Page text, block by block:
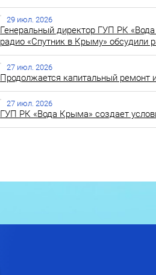
29 июл. 2026
Генеральный директор ГУП РК
радио «Спутник в Крыму» обсудили
27 июл. 2026
Продолжается капитальный ремонт
27 июл. 2026
ГУП РК «Вода Крыма» создает